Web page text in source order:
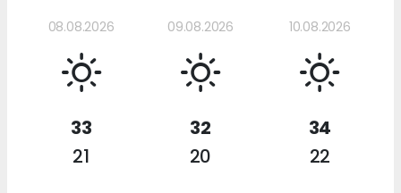
08.08.2026
33
21
09.08.2026
32
20
10.08.2026
34
22